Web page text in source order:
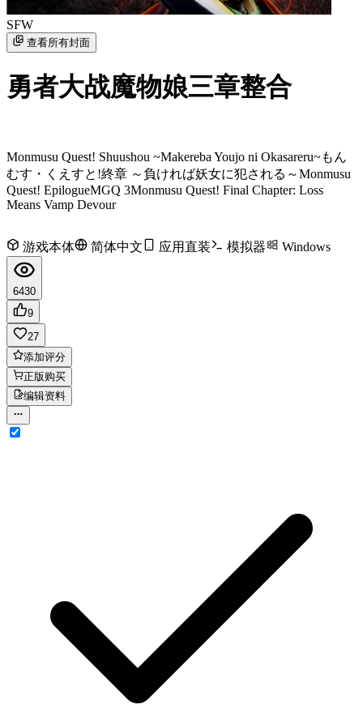
SFW
查看所有封面
勇者大战魔物娘三章整合
Monmusu Quest! Shuushou ~Makereba Youjo ni Okasareru~もん
むす・くえすと!終章 ～負ければ妖女に犯される～Monmusu
Quest! EpilogueMGQ 3Monmusu Quest! Final Chapter: Loss
Means Vamp Devour
游戏本体 简体中文 应用直装 模拟器 Windows
6430
9
27
添加评分
正版购买
编辑资料